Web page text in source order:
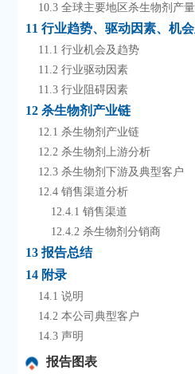
    10.3 全球主要地区杀生物剂产量
11 行业趋势、驱动因素、机
    11.1 行业机会及趋势
    11.2 行业驱动因素
    11.3 行业阻碍因素
12 杀生物剂产业链
    12.1 杀生物剂产业链
    12.2 杀生物剂上游分析
    12.3 杀生物剂下游及典型客户
    12.4 销售渠道分析
        12.4.1 销售渠道
        12.4.2 杀生物剂分销商
13 报告总结
14 附录
    14.1 说明
    14.2 本公司典型客户
    14.3 声明
报告图表